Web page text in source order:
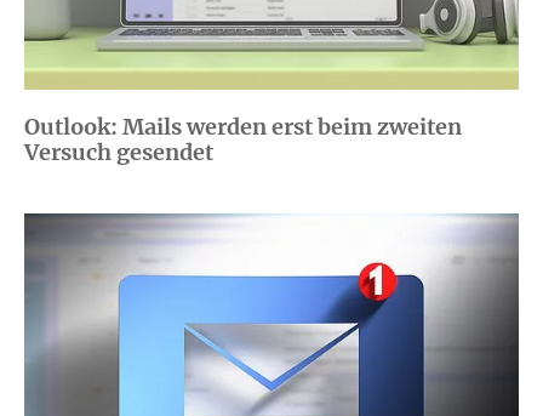
Outlook: Mails werden erst beim zweiten
Versuch gesendet